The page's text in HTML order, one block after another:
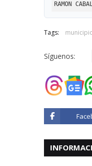
RAMON
Tags:
Síguenos: